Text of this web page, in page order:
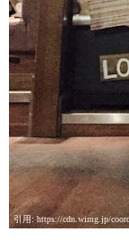
引用: https://cdn.wimg.jp/